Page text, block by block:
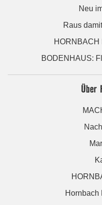
Neu
Raus
HORNBACH
BODENHAUS:
Über
Hornbach